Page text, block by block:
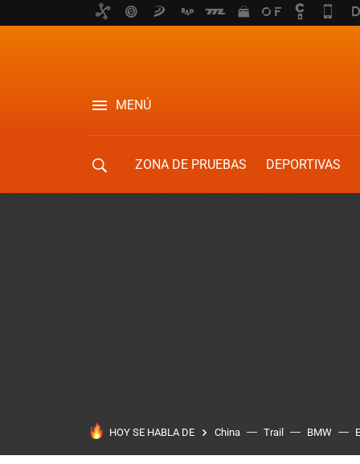
MENÚ
ZONA DE PRUEBAS
DEPORTIVAS
HOY SE HABLA DE China Trail BMW